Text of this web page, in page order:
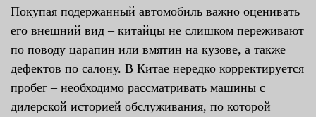
Покупая подержанный автомобиль важно оценивать
его внешний вид – китайцы не слишком переживают
по поводу царапин или вмятин на кузове, а также
дефектов по салону. В Китае нередко корректируется
пробег – необходимо рассматривать машины с
дилерской историей обслуживания, по которой